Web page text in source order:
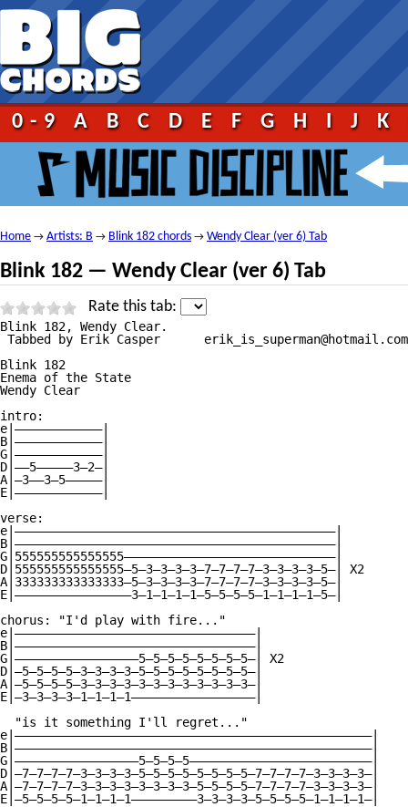
0-9 A B C D E F G H I J K
Home → Artists: B → Blink 182 chords → Wendy Clear (ver 6) Tab
Blink 182 — Wendy Clear (ver 6) Tab
Rate this tab:
Blink 182, Wendy Clear.
Tabbed by Erik Casper
Blink 182
Enema of the State
Wendy Clear
intro:
e|————————————|
B|————————————|
G|————————————|
D|——5—————3—2—|
A|—3——3—5—————|
E|————————————|
verse:
e|————————————————————————————————————————————|
B|————————————————————————————————————————————|
G|555555555555555—————————————————————————————|
D|555555555555555—5—3—3—3—3—7—7—7—7—3—3—3—3—5—| X2
A|333333333333333—5—3—3—3—3—7—7—7—7—3—3—3—3—5—|
E|————————————————3—1—1—1—1—5—5—5—5—1—1—1—1—5—|
chorus: "I'd play with fire..."
e|—————————————————————————————————|
B|—————————————————————————————————|
G|—————————————————5—5—5—5—5—5—5—5—| X2
D|—5—5—5—5—3—3—3—3—5—5—5—5—5—5—5—5—|
A|—5—5—5—5—3—3—3—3—3—3—3—3—3—3—3—3—|
E|—3—3—3—3—1—1—1—1—————————————————|
  "is it something I'll regret..."
e|—————————————————————————————————————————————————|
B|—————————————————————————————————————————————————|
G|—————————————————5—5—5—5—————————————————————————|
D|—7—7—7—7—3—3—3—3—5—5—5—5—5—5—5—5—7—7—7—7—3—3—3—3—|
A|—7—7—7—7—3—3—3—3—3—3—3—3—5—5—5—5—7—7—7—7—3—3—3—3—|
E|—5—5—5—5—1—1—1—1—————————3—3—3—3—5—5—5—5—1—1—1—1—|